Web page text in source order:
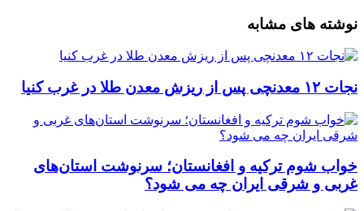
نوشته های مشابه
نجات ۱۲ معدنچی پس از ریزش معدن طلا در غرب کنیا
خواب شوم ترکیه و افغانستان؛ سرنوشت استان‌های
غربی و شرقی ایران چه می شود؟